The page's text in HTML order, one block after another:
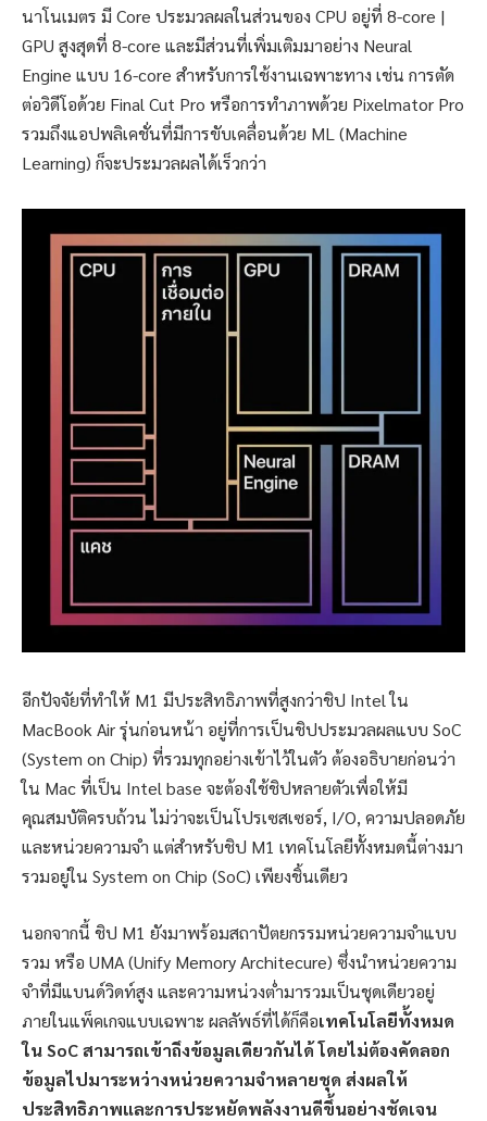
นาโนเมตร มี Core ประมวลผลในส่วนของ CPU อยู่ที่ 8-core |
GPU สูงสุดที่ 8-core และมีส่วนที่เพิ่มเติมมาอย่าง Neural
Engine แบบ 16-core สำหรับการใช้งานเฉพาะทาง เช่น การตัด
ต่อวิดีโอด้วย Final Cut Pro หรือการทำภาพด้วย Pixelmator Pro
รวมถึงแอปพลิเคชั่นที่มีการขับเคลื่อนด้วย ML (Machine
Learning) ก็จะประมวลผลได้เร็วกว่า
อีกปัจจัยที่ทำให้ M1 มีประสิทธิภาพที่สูงกว่าชิป Intel ใน
MacBook Air รุ่นก่อนหน้า อยู่ที่การเป็นชิปประมวลผลแบบ SoC
(System on Chip) ที่รวมทุกอย่างเข้าไว้ในตัว ต้องอธิบายก่อนว่า
ใน Mac ที่เป็น Intel base จะต้องใช้ชิปหลายตัวเพื่อให้มี
คุณสมบัติครบถ้วน ไม่ว่าจะเป็นโปรเซสเซอร์, I/O, ความปลอดภัย
และหน่วยความจำ แต่สำหรับชิป M1 เทคโนโลยีทั้งหมดนี้ต่างมา
รวมอยู่ใน System on Chip (SoC) เพียงชิ้นเดียว
นอกจากนี้ ชิป M1 ยังมาพร้อมสถาปัตยกรรมหน่วยความจำแบบ
รวม หรือ UMA (Unify Memory Architecure) ซึ่งนำหน่วยความ
จำที่มีแบนด์วิดท์สูง และความหน่วงต่ำมารวมเป็นชุดเดียวอยู่
ภายในแพ็คเกจแบบเฉพาะ ผลลัพธ์ที่ได้ก็คือเทคโนโลยีทั้งหมด
ใน SoC สามารถเข้าถึงข้อมูลเดียวกันได้ โดยไม่ต้องคัดลอก
ข้อมูลไปมาระหว่างหน่วยความจำหลายชุด ส่งผลให้
ประสิทธิภาพและการประหยัดพลังงานดีขึ้นอย่างชัดเจน